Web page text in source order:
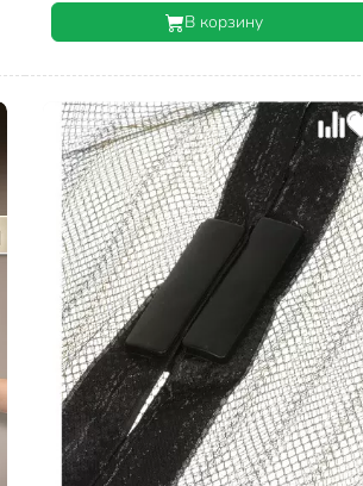
В корзину